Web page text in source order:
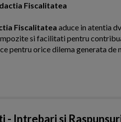
Fiscalitatea
Fiscalitatea aduce in atentia
si facilitati pentru
pentru orice dilema generata de
- Intrebari si